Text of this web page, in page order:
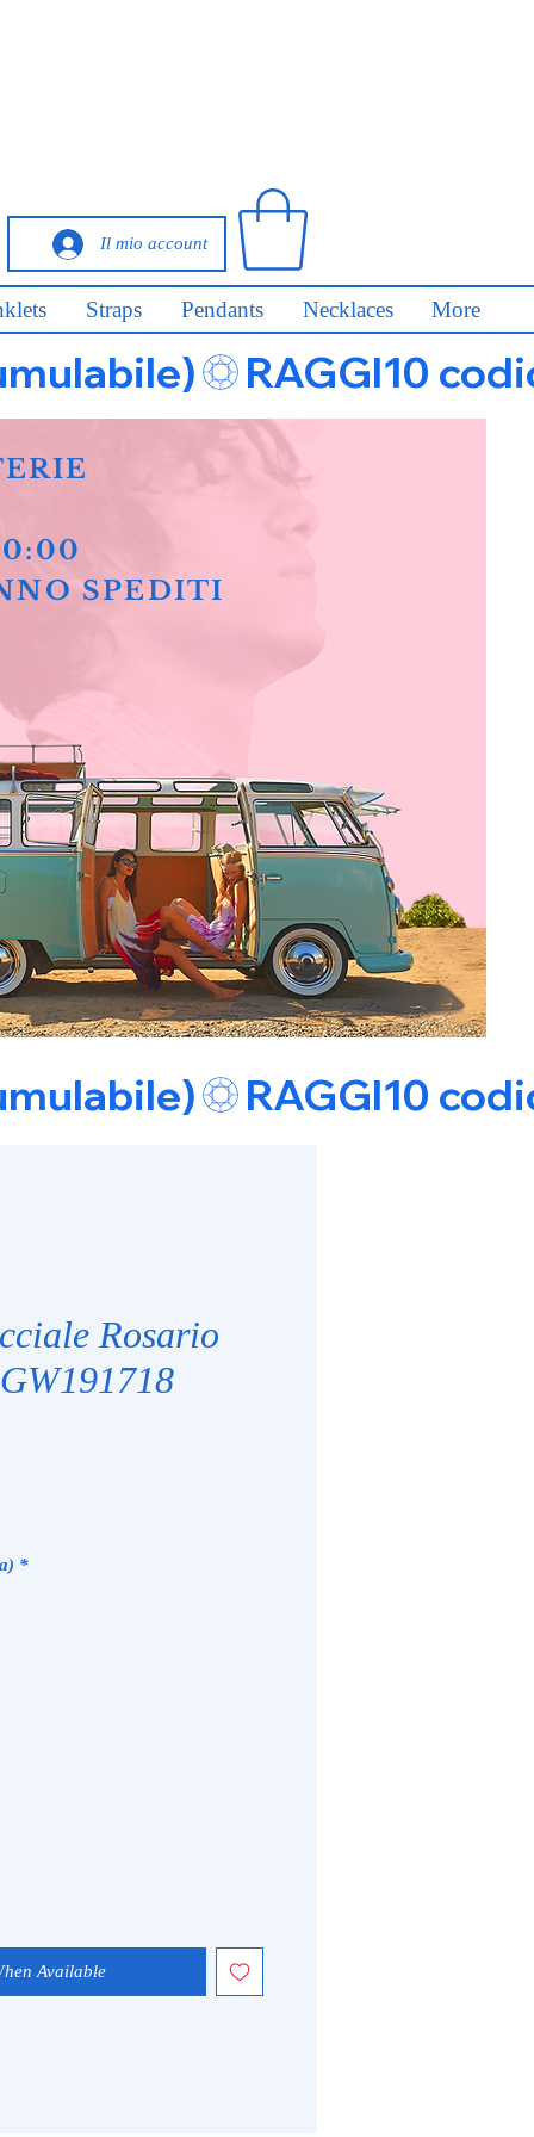
Il mio account
Straps Pendants Necklaces More
SPEDITI
Rosario
*
Available